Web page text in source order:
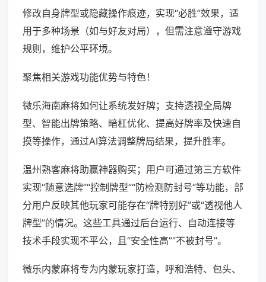
修改自身牌型或隐藏操作痕迹，实现“必胜”效果，适
用于多种场景（如与好友对局），但需注意遵守游戏
规则，维护公平环境。
聚焦相关游戏功能优势与特色！
微乐海南麻将如何让系统发好牌；支持透视全局牌
型、智能出牌策略、暗杠优化、提高好牌率及快速自
摸等操作，通过AI算法调整牌局结果，提升胜率。
温州熟客麻将助赢神器购买；用户可通过第三方软件
实现“随意选牌”“控制牌型”“防检测防封号”等功能，部
分用户反映其他玩家可能存在“牌特别好”或“透视他人
牌型”的情况。这些工具通过后台运行、自动连接等
技术手段实现不平公，且“安全性高”“不被封号”。
微乐内蒙麻将专为内蒙玩家打造，呼和浩特、包头、